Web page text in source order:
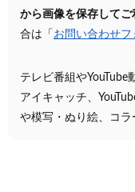
から画像を保存してご
合は「 お問い合わせフ
テレビ番組や
アイキャッチ、
や模写・ぬり絵、コラ